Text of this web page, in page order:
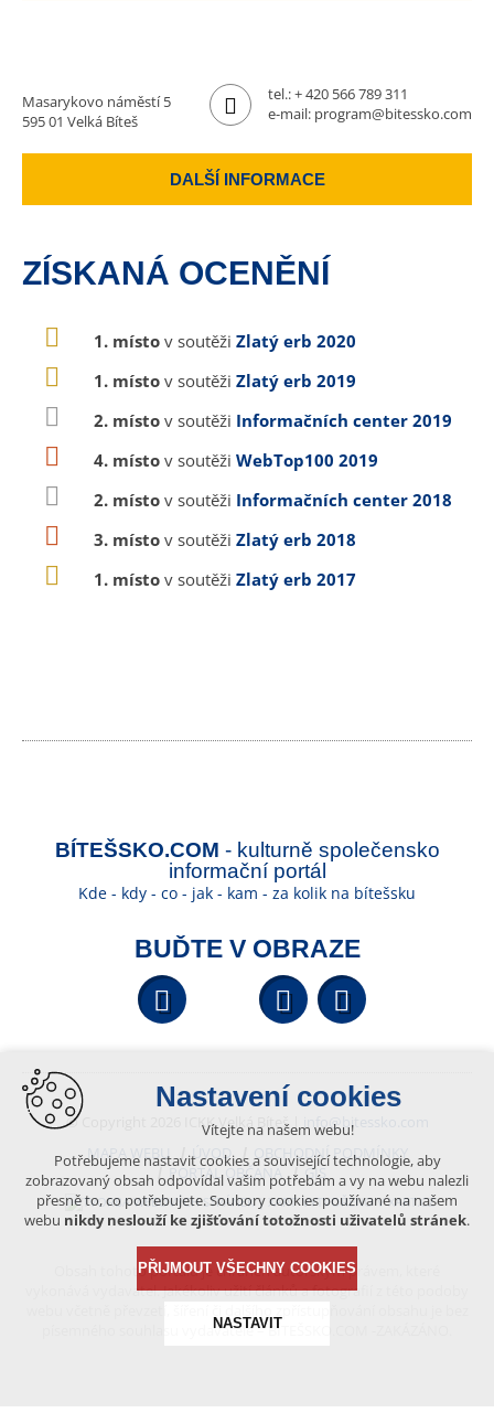
Masarykovo náměstí 5
595 01 Velká Bíteš
tel.:+ 420 566 789 311
e-mail: program@bitessko.com
DALŠÍ INFORMACE
ZÍSKANÁ OCENĚNÍ
1. místo v soutěži Zlatý erb 2020
1. místo v soutěži Zlatý erb 2019
2. místo v soutěži Informačních center 2019
4. místo v soutěži WebTop100 2019
2. místo v soutěži Informačních center 2018
3. místo v soutěži Zlatý erb 2018
1. místo v soutěži Zlatý erb 2017
BÍTEŠSKO.COM - kulturně společensko
informační portál
Kde - kdy - co - jak - kam - za kolik na bítešsku
BUĎTE V OBRAZE
Facebook YouTube
© Copyright 2026 ICKK Velká Bíteš |
info@bitessko.com
MAPA WEBU
ÚVOD
OBCHODNÍ PODMÍNKY
PORTÁL OBČANA
GIS
VYTVOŘENO V XART.CZ
Obsah tohoto portálu je chráněn autorským právem, které
vykonává vydavatel. Jakékoliv užití článků a fotografií z této podoby
písemného souhlasu vydavatele – BÍTEŠSKO.COM -ZAKÁZÁNO.
Nastavení cookies
Vítejte na našem webu!
Potřebujeme nastavit cookies a související technologie, aby
zobrazovaný obsah odpovídal vašim potřebám a vy na webu nalezli
přesně to, co potřebujete. Soubory cookies používané na našem
webu nikdy neslouží ke zjišťování totožnosti uživatelů stránek.
PŘIJMOUT VŠECHNY COOKIES
NASTAVIT